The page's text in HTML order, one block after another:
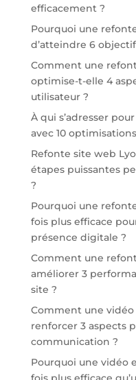
efficacement ?
Pourquoi une
d’atteindre 6
Comment une
optimise-t-elle 4
utilisateur ?
À qui s’adresser
avec 10
Refonte site web
étapes puissantes
?
Pourquoi une
fois plus efficace
présence digitale ?
Comment une
améliorer 3
site ?
Comment une
renforcer 3 aspects
communication ?
Pourquoi une vidéo